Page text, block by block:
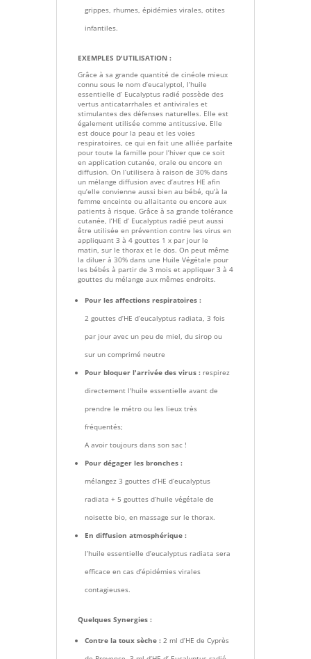
grippes, rhumes, épidémies virales, otites
infantiles.
EXEMPLES D'UTILISATION :
Grâce à sa grande quantité de cinéole mieux
connu sous le nom d’eucalyptol, l’huile
essentielle d’ Eucalyptus radié possède des
vertus anticatarrhales et antivirales et
stimulantes des défenses naturelles. Elle est
également utilisée comme antitussive. Elle
est douce pour la peau et les voies
respiratoires, ce qui en fait une alliée parfaite
pour toute la famille pour l’hiver que ce soit
en application cutanée, orale ou encore en
diffusion. On l’utilisera à raison de 30% dans
un mélange diffusion avec d’autres HE afin
qu’elle convienne aussi bien au bébé, qu’à la
femme enceinte ou allaitante ou encore aux
patients à risque. Grâce à sa grande tolérance
cutanée, l’HE d’ Eucalyptus radié peut aussi
être utilisée en prévention contre les virus en
appliquant 3 à 4 gouttes 1 x par jour le
matin, sur le thorax et le dos. On peut même
la diluer à 30% dans une Huile Végétale pour
les bébés à partir de 3 mois et appliquer 3 à 4
gouttes du mélange aux mêmes endroits.
Pour les affections respiratoires :
2 gouttes d’HE d’eucalyptus radiata, 3 fois
par jour avec un peu de miel, du sirop ou
sur un comprimé neutre
Pour bloquer l'arrivée des virus : respirez
directement l'huile essentielle avant de
prendre le métro ou les lieux très
fréquentés;
A avoir toujours dans son sac !
Pour dégager les bronches :
mélangez 3 gouttes d’HE d’eucalyptus
radiata + 5 gouttes d’huile végétale de
noisette bio, en massage sur le thorax.
En diffusion atmosphérique :
l’huile essentielle d’eucalyptus radiata sera
efficace en cas d’épidémies virales
contagieuses.
Quelques Synergies :
Contre la toux sèche : 2 ml d’HE de Cyprès